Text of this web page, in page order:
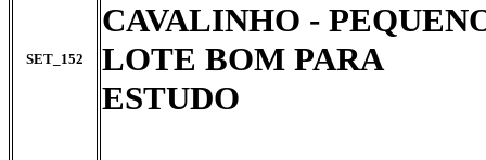
SET_152
CAVALINHO -
LOTE BOM PARA
ESTUDO